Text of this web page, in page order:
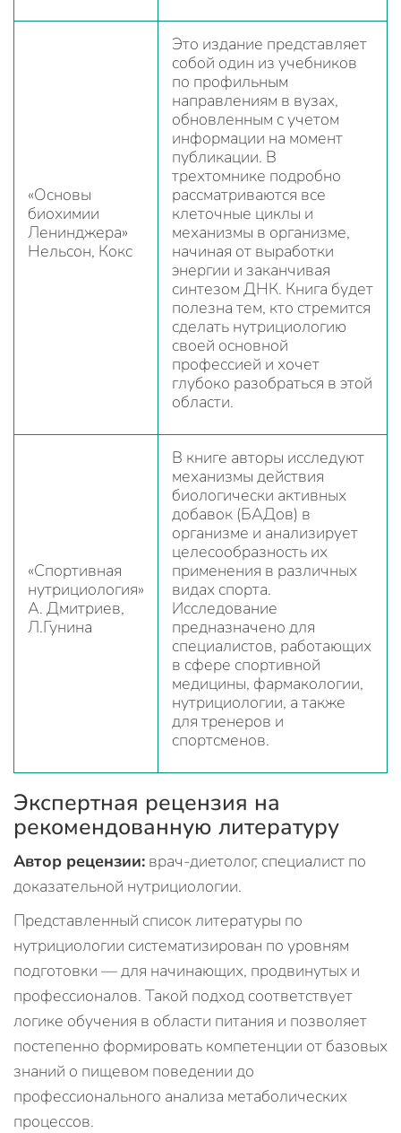
«Основы
биохимии
Ленинджера»
Нельсон, Кокс
Это издание представляет
собой один из учебников
по профильным
направлениям в вузах,
обновленным с учетом
информации на момент
публикации. В
трехтомнике подробно
рассматриваются все
клеточные циклы и
механизмы в организме,
начиная от выработки
энергии и заканчивая
синтезом ДНК. Книга будет
полезна тем, кто стремится
сделать нутрициологию
своей основной
профессией и хочет
глубоко разобраться в этой
области.
«Спортивная
нутрициология»
А. Дмитриев,
Л.Гунина
В книге авторы исследуют
механизмы действия
биологически активных
добавок (БАДов) в
организме и анализирует
целесообразность их
применения в различных
видах спорта.
Исследование
предназначено для
специалистов, работающих
в сфере спортивной
медицины, фармакологии,
нутрициологии, а также
для тренеров и
спортсменов.
Экспертная рецензия на
рекомендованную литературу
Автор рецензии: врач-диетолог, специалист по
доказательной нутрициологии.
Представленный список литературы по
нутрициологии систематизирован по уровням
подготовки — для начинающих, продвинутых и
профессионалов. Такой подход соответствует
логике обучения в области питания и позволяет
постепенно формировать компетенции от базовых
знаний о пищевом поведении до
профессионального анализа метаболических
процессов.